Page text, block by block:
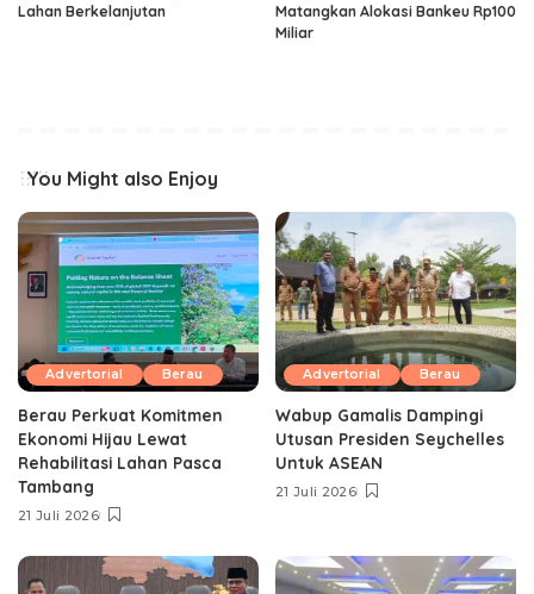
Lahan Berkelanjutan
Matangkan Alokasi Bankeu Rp100
Miliar
You Might also Enjoy
Advertorial Berau
Berau Perkuat Komitmen
Ekonomi Hijau Lewat
Rehabilitasi Lahan Pasca
Tambang
21 Juli 2026
Advertorial Berau
Wabup Gamalis Dampingi
Utusan Presiden Seychelles
Untuk ASEAN
21 Juli 2026